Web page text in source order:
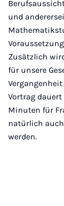
und
Zusätzlich
für unsere
Vortrag
Minuten für
natürlich
werden.